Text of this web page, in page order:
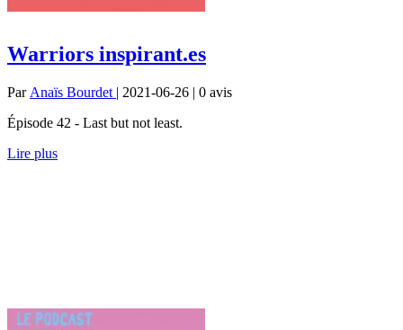
Warriors inspirant.es
Par Anaïs Bourdet | 2021-06-26 | 0 avis
Épisode 42 - Last but not least.
Lire plus